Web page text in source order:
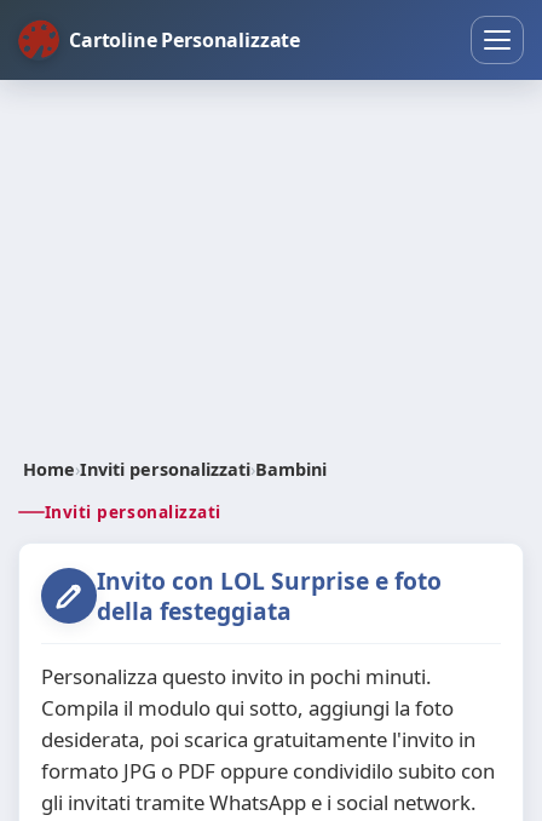
Cartoline Personalizzate
Home›Inviti personalizzati›Bambini
Inviti personalizzati
Invito con LOL Surprise e foto
della festeggiata
Personalizza questo invito in pochi minuti.
Compila il modulo qui sotto, aggiungi la foto
desiderata, poi scarica gratuitamente l'invito in
formato JPG o PDF oppure condividilo subito con
gli invitati tramite WhatsApp e i social network.